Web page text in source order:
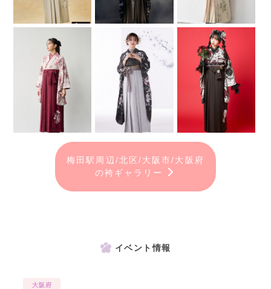
梅田駅周辺/北区/大阪市/大阪府
の袴ギャラリー
イベント情報
大阪府